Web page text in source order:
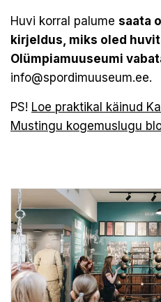
Huvi korral palume saata
kirjeldus, miks oled
Olümpiamuuseumi
info@spordimuuseum.ee.
PS! Loe praktikal käinud
Mustingu kogemuslugu